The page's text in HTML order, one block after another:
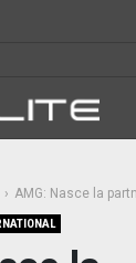
AMG: Nasce la